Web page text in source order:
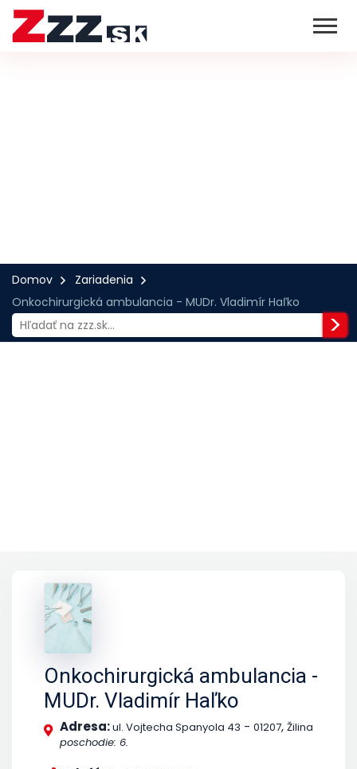
Domov
Zariadenia
Onkochirurgická ambulancia - MUDr. Vladimír Haľko
Onkochirurgická ambulancia -
MUDr. Vladimír Haľko
Adresa:ul. Vojtecha Spanyola 43 - 01207, Žilina
poschodie: 6.